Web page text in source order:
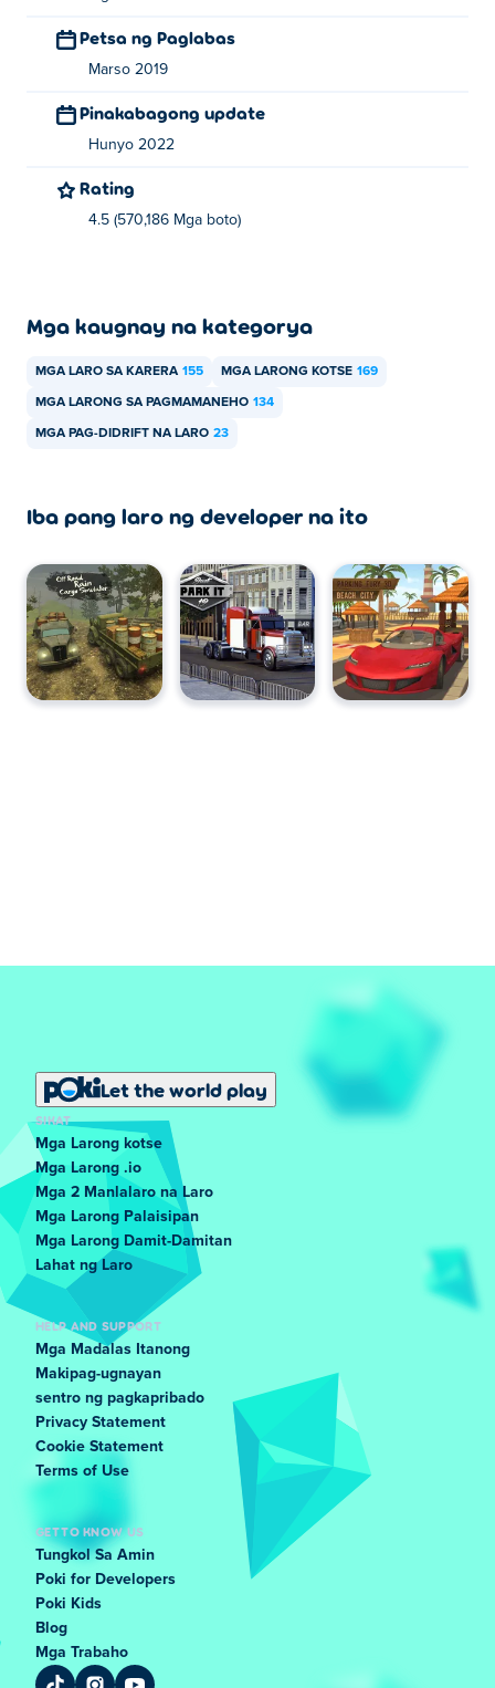
Petsa ng Paglabas
Marso 2019
Pinakabagong update
Hunyo 2022
Rating
4.5 (570,186 Mga boto)
Mga kaugnay na kategorya
MGA LARO SA KARERA 155 MGA LARONG KOTSE 169
MGA LARONG SA PAGMAMANEHO 134
MGA PAG-DIDRIFT NA LARO 23
Iba pang laro ng developer na ito
Let the world play
SIKAT
Mga Larong kotse
Mga Larong .io
Mga 2 Manlalaro na Laro
Mga Larong Palaisipan
Mga Larong Damit-Damitan
Lahat ng Laro
HELP AND SUPPORT
Mga Madalas Itanong
Makipag-ugnayan
sentro ng pagkapribado
Privacy Statement
Cookie Statement
Terms of Use
GET TO KNOW US
Tungkol Sa Amin
Poki for Developers
Poki Kids
Blog
Mga Trabaho